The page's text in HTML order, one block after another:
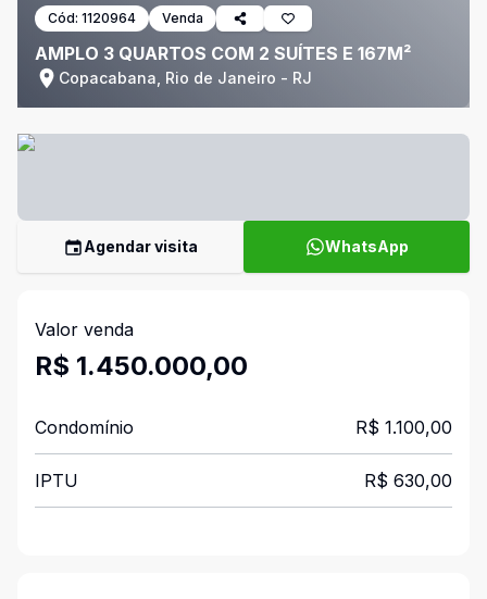
Cód: 1120964 Venda
AMPLO 3 QUARTOS COM 2 SUÍTES E 167M²
Copacabana, Rio de Janeiro - RJ
Agendar visita WhatsApp
Valor venda
R$ 1.450.000,00
Condomínio R$ 1.100,00
IPTU R$ 630,00